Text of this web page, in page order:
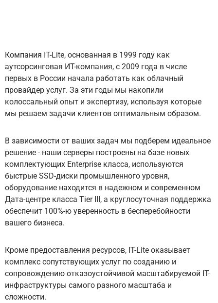
Компания IT-Lite, основанная в 1999 году как
аутсорсинговая ИТ-компания, с 2009 года в числе
первых в России начала работать как облачный
провайдер услуг. За эти годы мы накопили
колоссальный опыт и экспертизу, используя которые
мы решаем задачи клиентов оптимальным образом.
В зависимости от ваших задач мы подберем идеальное
решение - наши серверы построены на базе новых
комплектующих Enterprise класса, используются
быстрые SSD-диски промышленного уровня,
оборудование находится в надежном и современном
Дата-центре класса Tier III, а круглосуточная поддержка
обеспечит 100%-ю уверенность в бесперебойности
вашего бизнеса.
Кроме предоставления ресурсов, IT-Lite оказывает
комплекс сопутствующих услуг по созданию и
сопровождению отказоустойчивой масштабируемой IT-
инфраструктуры самого разного масштаба и
сложности.